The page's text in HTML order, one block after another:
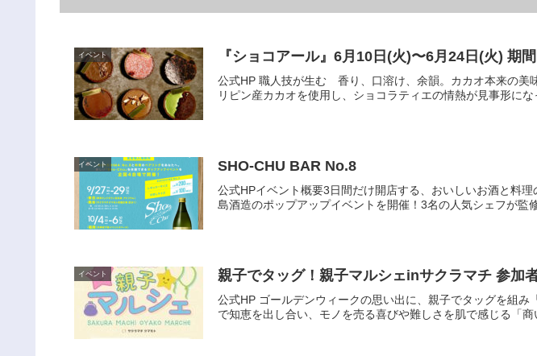
イベント 『ショコアール』6月10日(火)〜6月24日(火) 期
公式HP 職人技が生む 香り、口溶け、余韻。カカオ本来の美
リピン産カカオを使用し、ショコラティエの情熱が見事形に
イベント SHO-CHU BAR No.8
公式HPイベント概要3日間だけ開店する、おいしいお酒と料
島酒造のポップアップイベントを開催！3名の人気シェフが監
イベント 親子でタッグ！親子マルシェinサクラマチ 参加
公式HP ゴールデンウィークの思い出に、親子でタッグを組
で知恵を出し合い、モノを売る喜びや難しさを肌で感じる「